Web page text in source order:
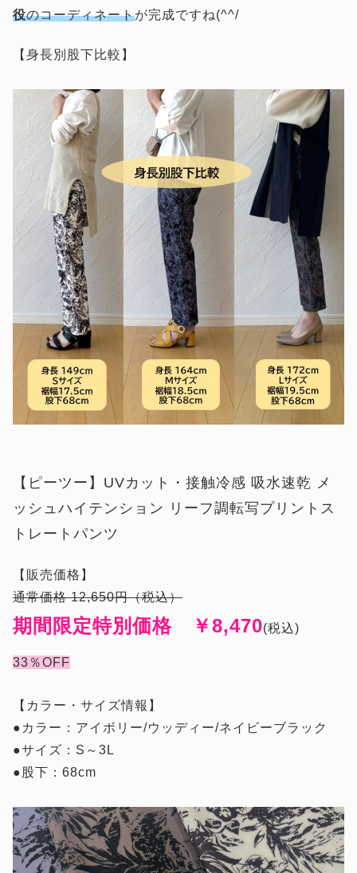
役のコーディネートが完成ですね(^^/
【身長別股下比較】
【ピーツー】UVカット・接触冷感 吸水速乾 メ
ッシュハイテンション リーフ調転写プリントス
トレートパンツ
【販売価格】
通常価格 12,650円（税込）
期間限定特別価格 ￥8,470(税込)
33 ％OFF
【カラー・サイズ情報】
●カラー：アイボリー/ウッディー/ネイビーブラック
●サイズ：S～3L
●股下：68cm